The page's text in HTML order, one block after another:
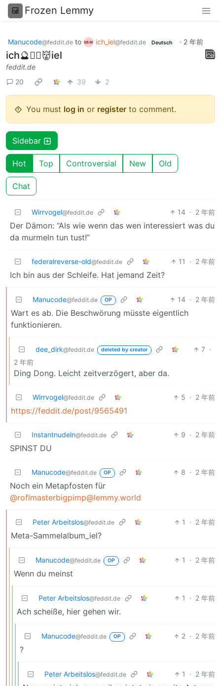
Frozen Lemmy
Manucode@feddit.de to ich_iel@feddit.de Deutsch · 2 年前
ich🔮🧙‍♀️👹iel
feddit.de
20
39 2
You must log in or register to comment.
Sidebar
Hot Top Controversial New Old
Chat
Wirrvogel@feddit.de 14 · 2 年前
Der Dämon: “Als wie wenn das wen interessiert was du
da murmeln tun tust!”
federalreverse-old@feddit.de 11 · 2 年前
Ich bin aus der Schleife. Hat jemand Zeit?
Manucode@feddit.de OP 14 · 2 年前
Wart es ab. Die Beschwörung müsste eigentlich
funktionieren.
dee_dirk@feddit.de deleted by creator 7 ·
2 年前
Ding Dong. Leicht zeitverzögert, aber da.
Wirrvogel@feddit.de 5 · 2 年前
https://feddit.de/post/9565491
Instantnudeln@feddit.de 9 · 2 年前
SPINST DU
Manucode@feddit.de OP 8 · 2 年前
Noch ein Metapfosten für
@roflmasterbigpimp@lemmy.world
Peter Arbeitslos@feddit.de 1 · 2 年前
Meta-Sammelalbum_iel?
Manucode@feddit.de OP 1 · 2 年前
Wenn du meinst
Peter Arbeitslos@feddit.de 1 · 2 年前
Ach scheiße, hier gehen wir.
Manucode@feddit.de OP 2 · 2 年前
?
Peter Arbeitslos@feddit.de 1 · 2 年前